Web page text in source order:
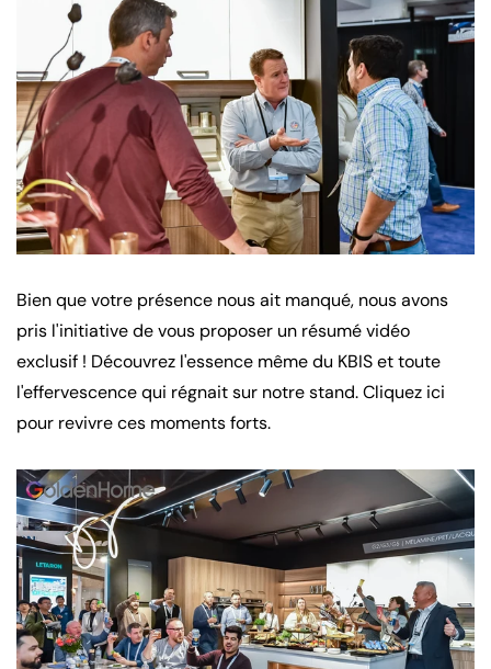
Bien que votre présence nous ait manqué, nous avons
pris l'initiative de vous proposer un résumé vidéo
exclusif ! Découvrez l'essence même du KBIS et toute
l'effervescence qui régnait sur notre stand. Cliquez ici
pour revivre ces moments forts.